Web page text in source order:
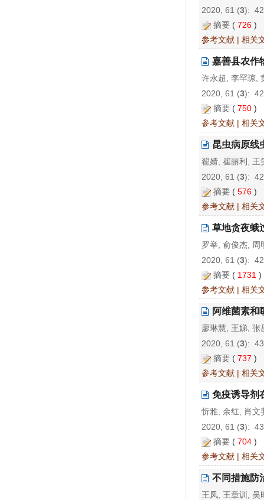
2020, 61 (3):
摘要 ( 726 )
参考文献 | 相关
嘉善县农作
许永超, 李罕琼,
2020, 61 (3):
摘要 ( 750 )
参考文献 | 相关
昆虫病原线
翟婧, 崔丽利, 王
2020, 61 (3):
摘要 ( 576 )
参考文献 | 相关
草地贪夜蛾
罗举, 俞俊杰, 周
2020, 61 (3):
摘要 ( 1731
参考文献 | 相关
阿维菌素和
廖琳慧, 王娣,
2020, 61 (3):
摘要 ( 737 )
参考文献 | 相关
免疫诱导剂
忻雅, 余红, 肖文
2020, 61 (3):
摘要 ( 704 )
参考文献 | 相关
不同措施防
王凤, 王章训, 吴